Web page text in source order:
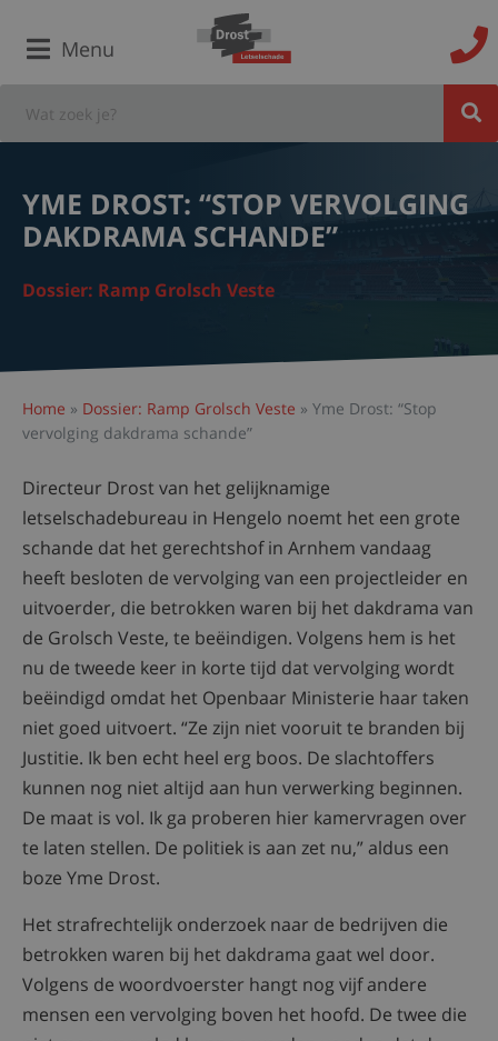
Menu
YME DROST: “STOP VERVOLGING
DAKDRAMA SCHANDE”
Dossier: Ramp Grolsch Veste
Home » Dossier: Ramp Grolsch Veste » Yme Drost: “Stop
vervolging dakdrama schande”
Directeur Drost van het gelijknamige
letselschadebureau in Hengelo noemt het een grote
schande dat het gerechtshof in Arnhem vandaag
heeft besloten de vervolging van een projectleider en
uitvoerder, die betrokken waren bij het dakdrama van
de Grolsch Veste, te beëindigen. Volgens hem is het
nu de tweede keer in korte tijd dat vervolging wordt
beëindigd omdat het Openbaar Ministerie haar taken
niet goed uitvoert. “Ze zijn niet vooruit te branden bij
Justitie. Ik ben echt heel erg boos. De slachtoffers
kunnen nog niet altijd aan hun verwerking beginnen.
De maat is vol. Ik ga proberen hier kamervragen over
te laten stellen. De politiek is aan zet nu,” aldus een
boze Yme Drost.
Het strafrechtelijk onderzoek naar de bedrijven die
betrokken waren bij het dakdrama gaat wel door.
Volgens de woordvoerster hangt nog vijf andere
mensen een vervolging boven het hoofd. De twee die